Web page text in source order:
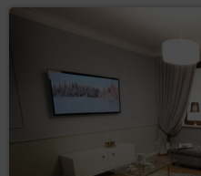
być również przez
reklamodawców
Pliki cookies mogą
reklamowe, w
wyświetlenia
jaki Gość/
mogą zachować
Gościa/
stronie.